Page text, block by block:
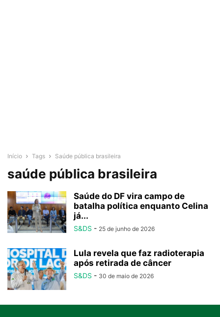
Início Tags Saúde pública brasileira
saúde pública brasileira
Saúde do DF vira campo de
batalha política enquanto Celina
já...
S&DS - 25 de junho de 2026
Lula revela que faz radioterapia
após retirada de câncer
S&DS - 30 de maio de 2026